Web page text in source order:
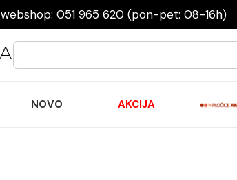
webshop: 051 965 620 (pon-pet: 08-16h)
NOVO AKCIJA